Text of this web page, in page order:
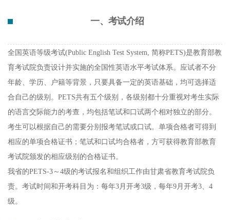
一、考试介绍
全国英语等级考试(Public English Test System, 简称PETS)是教育部教
育考试院负责设计并实施的全国性英语水平考试体系。应试者不分
年龄、学历、户籍等背景，只要具备一定的英语基础，均可选择适
合自己的级别。PETS共有五个级别，各级别都十分重视对考生实际
的语言交际能力的考查，均包括笔试和口试两个相对独立的部分。
考生可以根据自己的需要分别报考笔试或口试。单项合格者可得到
相应的单项合格证书；笔试和口试均合格者，方可获得教育部教育
考试院颁发的相应级别的合格证书。
我省的PETS-3～4级的考试报名和组织工作由甘肃省教育考试院负
责。考试时间和开考科目为：每年3月开考3级，每年9月开考3、4
级。